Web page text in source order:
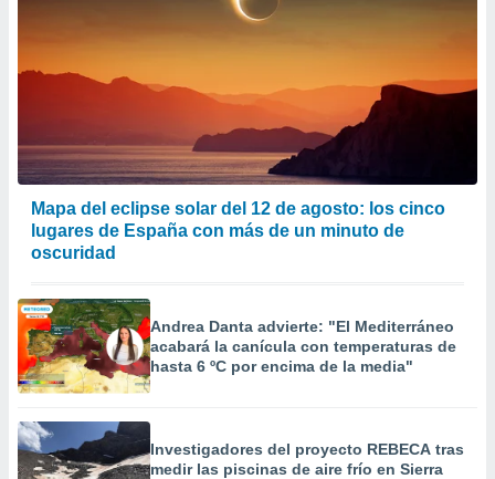
Mapa del eclipse solar del 12 de agosto: los cinco
lugares de España con más de un minuto de
oscuridad
Andrea Danta advierte: "El Mediterráneo
acabará la canícula con temperaturas de
hasta 6 ºC por encima de la media"
Investigadores del proyecto REBECA tras
medir las piscinas de aire frío en Sierra